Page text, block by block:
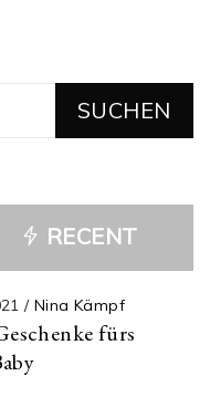
RECENT
/ Nina Kämpf
fürs